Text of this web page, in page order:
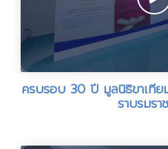
ครบรอบ 30 ปี มูลนิธิขาเทีย
ราบรมร